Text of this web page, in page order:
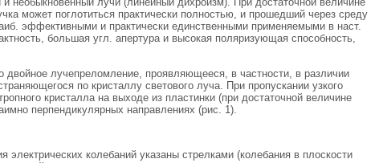
может поглотиться практически полностью, и прошедший через среду
эффективными и практически единственными применяемыми в наст.
большая угл. апертура и высокая поляризующая способность,
двойное лучепреломление, проявляющееся, в частности, в различии
по кристаллу светового луча. При пропускании узкого
кристалла на выходе из пластинки (при достаточной величине
перпендикулярных направлениях (рис. 1).
колебаний указаны стрелками (колебания в плоскости